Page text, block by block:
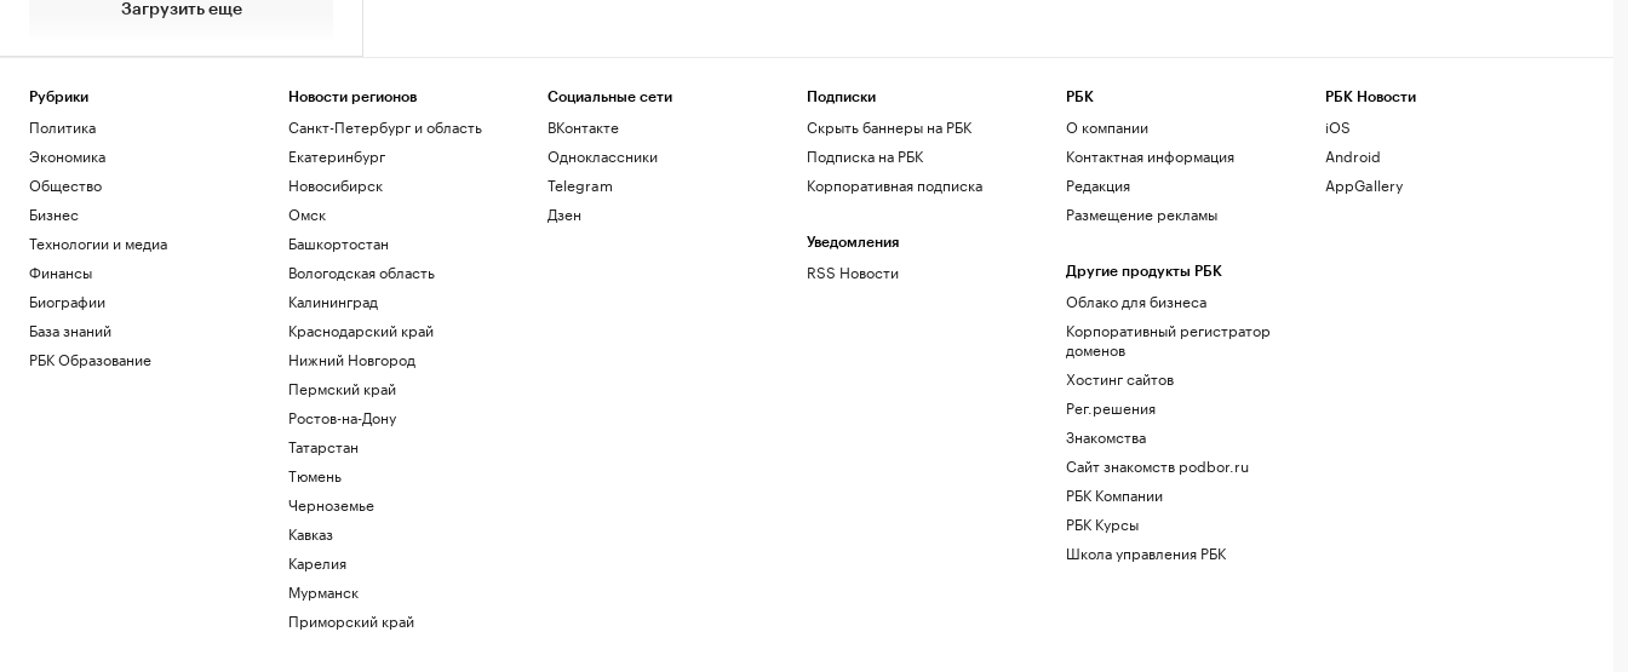
Загрузить еще
Рубрики
Политика
Экономика
Общество
Бизнес
Технологии и медиа
Финансы
Биографии
База знаний
РБК Образование
Новости регионов
Санкт-Петербург и область
Екатеринбург
Новосибирск
Омск
Башкортостан
Вологодская область
Калининград
Краснодарский край
Нижний Новгород
Пермский край
Ростов-на-Дону
Татарстан
Тюмень
Черноземье
Кавказ
Карелия
Мурманск
Приморский край
Социальные сети
ВКонтакте
Одноклассники
Telegram
Дзен
Подписки
Скрыть баннеры на РБК
Подписка на РБК
Корпоративная подписка
Уведомления
RSS Новости
РБК
О компании
Контактная информация
Редакция
Размещение рекламы
Другие продукты РБК
Облако для бизнеса
Корпоративный регистратор
доменов
Хостинг сайтов
Рег.решения
Знакомства
Сайт знакомств podbor.ru
РБК Компании
РБК Курсы
Школа управления РБК
РБК Новости
iOS
Android
AppGallery